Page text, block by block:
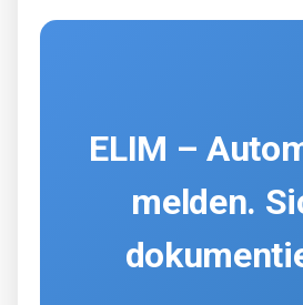
ELIM –
melden.